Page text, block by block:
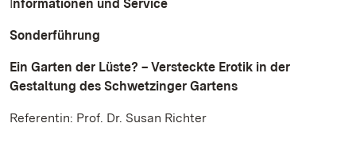
Informationen und Service
Sonderführung
Ein Garten der Lüste? – Versteckte Erotik in der
Gestaltung des Schwetzinger Gartens
Referentin: Prof. Dr. Susan Richter